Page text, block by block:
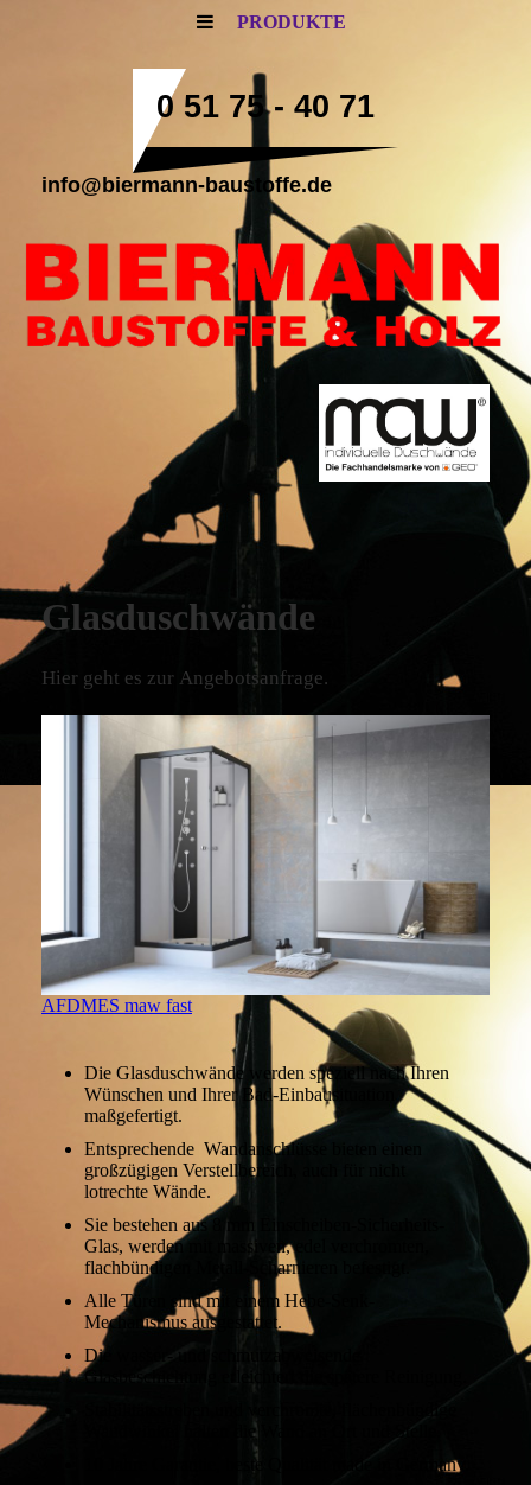
PRODUKTE
0 51 75 - 40 71
info@biermann-baustoffe.de
Glasduschwände
Hier geht es zur Angebotsanfrage.
AFDMES maw fast
Die Glasduschwände werden speziell nach Ihren
Wünschen und Ihrer Bad-Einbausituation
maßgefertigt.
Entsprechende Wandanschlüsse bieten einen
großzügigen Verstellbereich, auch für nicht
lotrechte Wände.
Sie bestehen aus 8 mm Einscheiben-Sicherheits-
Glas, werden mit massiven, edel verchromten,
flachbündigen Metall-Scharnieren befestigt.
Alle Türen sind mit einem Hebe-Senk-
Mechanismus ausgestattet.
Die wasser- und schmutzabweisende
Glasbeschichtung erleichtert die spätere Reinigung.
Wandwinkel halten die Wand an Ort und Stelle.
10 Jahre Garantie, beste Qualität made in Germany.